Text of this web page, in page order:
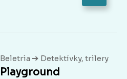
Beletria ➔ Detektívky, trilery
Playground